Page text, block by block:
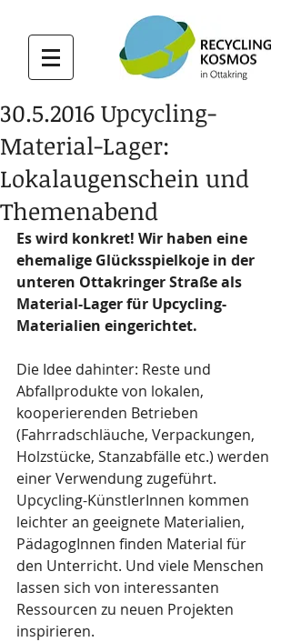
30.5.2016 Upcycling-
Material-Lager:
Lokalaugenschein und
Themenabend
Es wird konkret! Wir haben eine
ehemalige Glücksspielkoje in der
unteren Ottakringer Straße als
Material-Lager für Upcycling-
Materialien eingerichtet.
Die Idee dahinter: Reste und
Abfallprodukte von lokalen,
kooperierenden Betrieben
(Fahrradschläuche, Verpackungen,
Holzstücke, Stanzabfälle etc.) werden
einer Verwendung zugeführt.
Upcycling-KünstlerInnen kommen
leichter an geeignete Materialien,
PädagogInnen finden Material für
den Unterricht. Und viele Menschen
lassen sich von interessanten
Ressourcen zu neuen Projekten
inspirieren.